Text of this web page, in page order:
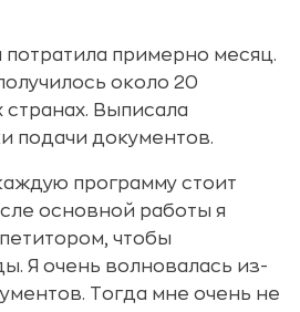
потратила примерно месяц.
около 20
Выписала
подачи документов.
программу стоит
основной работы я
чтобы
Я очень волновалась из-
Тогда мне очень не